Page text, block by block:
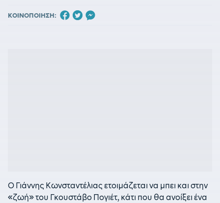
ΚΟΙΝΟΠΟΙΗΣΗ:
Ο Γιάννης Κωνσταντέλιας ετοιμάζεται να μπει και στην
«ζωή» του Γκουστάβο Πογιέτ, κάτι που θα ανοίξει ένα